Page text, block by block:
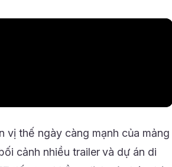
vị thế ngày càng mạnh của mảng
cảnh nhiều trailer và dự án di